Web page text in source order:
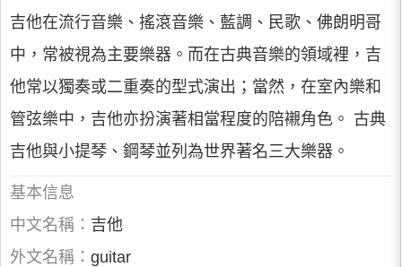
吉他在流行音樂、搖滾音樂、藍調、民歌、佛朗明哥
中，常被視為主要樂器。而在古典音樂的領域裡，吉
他常以獨奏或二重奏的型式演出；當然，在室內樂和
管弦樂中，吉他亦扮演著相當程度的陪襯角色。 古典
吉他與小提琴、鋼琴並列為世界著名三大樂器。
基本信息
中文名稱： 吉他
外文名稱： guitar